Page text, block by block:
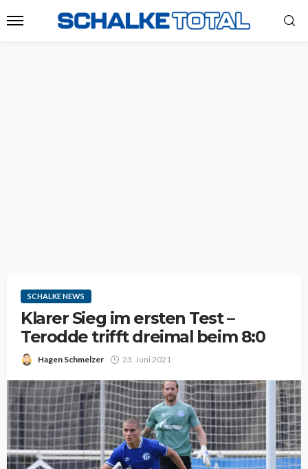
SCHALKE NEWS
Klarer Sieg im ersten Test –
Terodde trifft dreimal beim 8:0
Hagen Schmelzer 23. Juni 2021